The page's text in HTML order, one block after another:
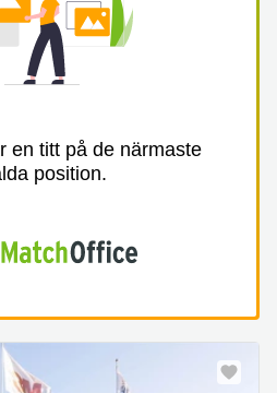
en titt på de närmaste
position.